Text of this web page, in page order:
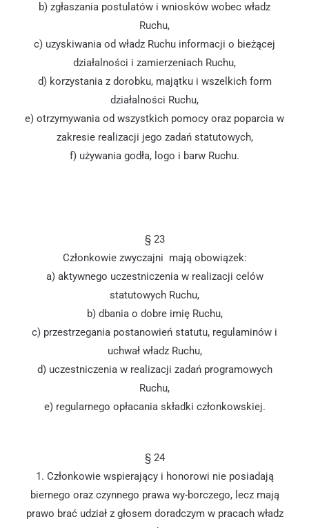
b) zgłaszania postulatów i wniosków wobec władz
Ruchu,
c) uzyskiwania od władz Ruchu informacji o bieżącej
działalności i zamierzeniach Ruchu,
d) korzystania z dorobku, majątku i wszelkich form
działalności Ruchu,
e) otrzymywania od wszystkich pomocy oraz poparcia w
zakresie realizacji jego zadań statutowych,
f) używania godła, logo i barw Ruchu.
§ 23
Członkowie zwyczajni mają obowiązek:
a) aktywnego uczestniczenia w realizacji celów
statutowych Ruchu,
b) dbania o dobre imię Ruchu,
c) przestrzegania postanowień statutu, regulaminów i
uchwał władz Ruchu,
d) uczestniczenia w realizacji zadań programowych
Ruchu,
e) regularnego opłacania składki członkowskiej.
§ 24
1. Członkowie wspierający i honorowi nie posiadają
biernego oraz czynnego prawa wy-borczego, lecz mają
prawo brać udział z głosem doradczym w pracach władz